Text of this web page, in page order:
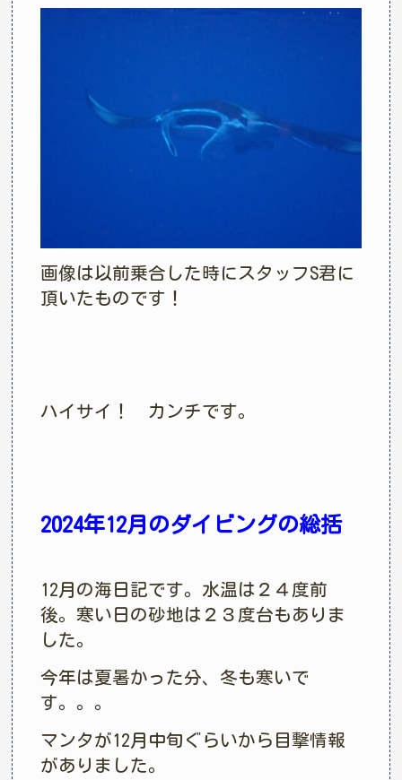
画像は以前乗合した時にスタッフS君に
頂いたものです！
ハイサイ！ カンチです。
2024年12月のダイビングの総括
12月の海日記です。水温は２４度前
後。寒い日の砂地は２３度台もありま
した。
今年は夏暑かった分、冬も寒いで
す。。。
マンタが12月中旬ぐらいから目撃情報
がありました。